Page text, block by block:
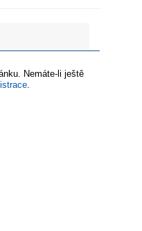
Nemáte-li ještě